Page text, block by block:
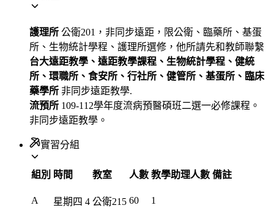
護理所 公衛201，非同步遠距，限公衛、臨藥所、基蛋
所、生物統計學程、護理所選修，他所請先和教師聯繫
台大遠距教學、遠距教學課程、生物統計學程、健統
所、環職所、食安所、行社所、健管所、基蛋所、臨床
藥學所 非同步遠距教學.
流預所 109-112學年度流病預醫碩班二選一必修課程。
非同步遠距教學。
實習分組
組別 時間 教室 人數 教學助理人數 備註
A 星期四 4 公衛215 60 1